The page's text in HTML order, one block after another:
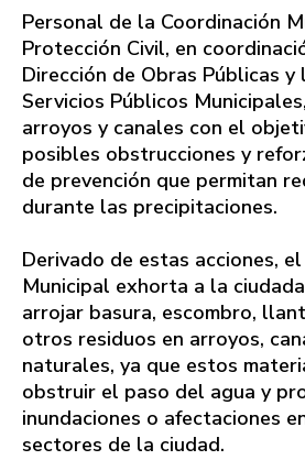
Personal de la Coordinación
Protección Civil, en
Dirección de Obras Públicas y
Servicios Públicos
arroyos y canales con el
posibles obstrucciones y
de prevención que permitan
durante las precipitaciones.
Derivado de estas acciones,
Municipal exhorta a la
arrojar basura, escombro,
otros residuos en arroyos,
naturales, ya que estos
obstruir el paso del agua y
inundaciones o afectaciones
sectores de la ciudad.